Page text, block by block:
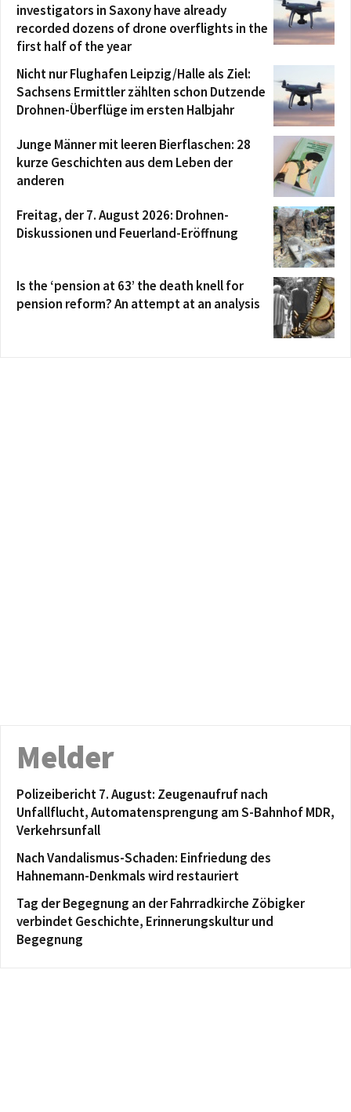
investigators in Saxony have already
recorded dozens of drone overflights in the
first half of the year
Nicht nur Flughafen Leipzig/Halle als Ziel:
Sachsens Ermittler zählten schon Dutzende
Drohnen-Überflüge im ersten Halbjahr
Junge Männer mit leeren Bierflaschen: 28
kurze Geschichten aus dem Leben der
anderen
Freitag, der 7. August 2026: Drohnen-
Diskussionen und Feuerland-Eröffnung
Is the ‘pension at 63’ the death knell for
pension reform? An attempt at an analysis
Melder
Polizeibericht 7. August: Zeugenaufruf nach
Unfallflucht, Automatensprengung am S-Bahnhof MDR,
Verkehrsunfall
Nach Vandalismus-Schaden: Einfriedung des
Hahnemann-Denkmals wird restauriert
Tag der Begegnung an der Fahrradkirche Zöbigker
verbindet Geschichte, Erinnerungskultur und
Begegnung